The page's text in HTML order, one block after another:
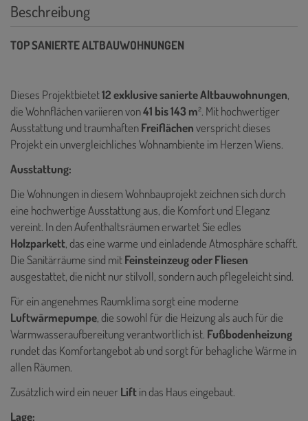
Beschreibung
TOP SANIERTE ALTBAUWOHNUNGEN
Dieses Projektbietet12 exklusive sanierte Altbauwohnungen,
die Wohnflächen variieren von41 bis 143 m². Mit hochwertiger
Ausstattung und traumhaftenFreiflächenverspricht dieses
Projekt ein unvergleichliches Wohnambiente im Herzen Wiens.
Ausstattung:
Die Wohnungen in diesem Wohnbauprojekt zeichnen sich durch
eine hochwertige Ausstattung aus, die Komfort und Eleganz
vereint. In den Aufenthaltsräumen erwartet Sie edles
Holzparkett, das eine warme und einladende Atmosphäre schafft.
Die Sanitärräume sind mitFeinsteinzeug oder Fliesen
ausgestattet, die nicht nur stilvoll, sondern auch pflegeleicht sind.
Für ein angenehmes Raumklima sorgt eine moderne
Luftwärmepumpe, die sowohl für die Heizung als auch für die
Warmwasseraufbereitung verantwortlich ist. Fußbodenheizung
rundet das Komfortangebot ab und sorgt für behagliche Wärme in
allen Räumen.
Zusätzlich wird ein neuerLiftin das Haus eingebaut.
Lage: